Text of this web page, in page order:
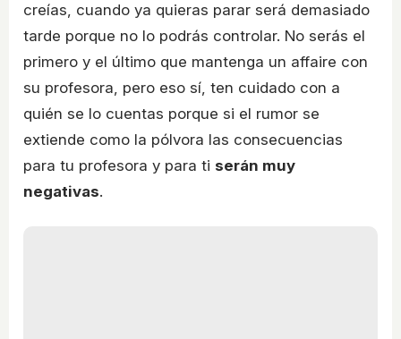
creías, cuando ya quieras parar será demasiado
tarde porque no lo podrás controlar. No serás el
primero y el último que mantenga un affaire con
su profesora, pero eso sí, ten cuidado con a
quién se lo cuentas porque si el rumor se
extiende como la pólvora las consecuencias
para tu profesora y para ti serán muy
negativas.